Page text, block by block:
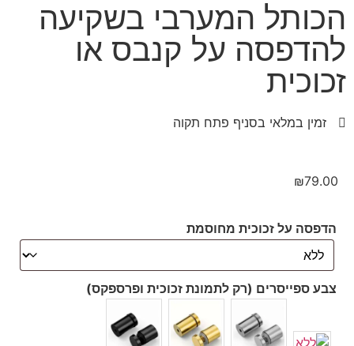
הכותל המערבי בשקיעה
להדפסה על קנבס או
זכוכית
זמין במלאי בסניף פתח תקוה
₪79.00
הדפסה על זכוכית מחוסמת
צבע ספייסרים (רק לתמונת זכוכית ופרספקס)